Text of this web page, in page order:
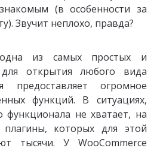
(в особенности за
Звучит неплохо, правда?
из самых простых и
открытия любого вида
предоставляет огромное
функций. В ситуациях,
функционала не хватает, на
которых для этой
тысячи. У WooCommerce